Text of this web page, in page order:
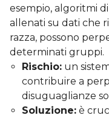
esempio, algoritmi
allenati su dati che
razza, possono
determinati gruppi.
Rischio: un
contribuire a
disuguaglianze
Soluzione: è